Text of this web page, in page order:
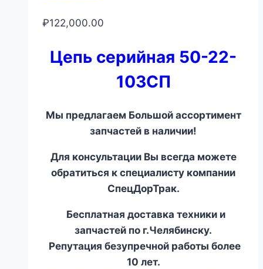
₽122,000.00
Цепь серийная 50-22-
103СП
Мы предлагаем Большой ассортимент
запчастей в наличии!
Для консультации Вы всегда можете
обратиться к специалисту компании
СпецДорТрак.
Бесплатная доставка техники и
запчастей по г.Челябинску.
Репутация безупречной работы более
10 лет.